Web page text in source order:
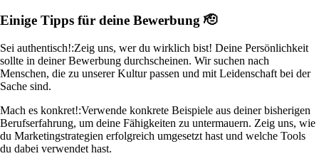
Einige Tipps für deine Bewerbung 🫡
Sei authentisch!:Zeig uns, wer du wirklich bist! Deine Persönlichkeit
sollte in deiner Bewerbung durchscheinen. Wir suchen nach
Menschen, die zu unserer Kultur passen und mit Leidenschaft bei der
Sache sind.
Mach es konkret!:Verwende konkrete Beispiele aus deiner bisherigen
Berufserfahrung, um deine Fähigkeiten zu untermauern. Zeig uns, wie
du Marketingstrategien erfolgreich umgesetzt hast und welche Tools
du dabei verwendet hast.